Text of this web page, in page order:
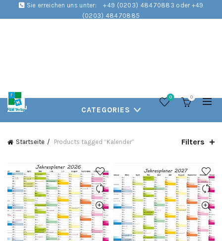
Sie erreichen uns unter:
+49 (0203) 48470883 oder +49
(0203) 48470885
0 0
CATEGORIES
Startseite Products tagged “Kalender” Filters